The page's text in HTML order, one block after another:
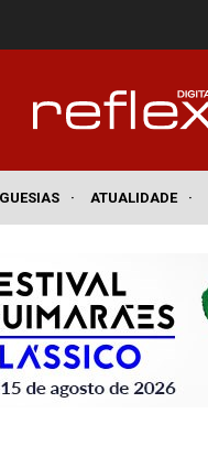
· ATUALIDADE ·